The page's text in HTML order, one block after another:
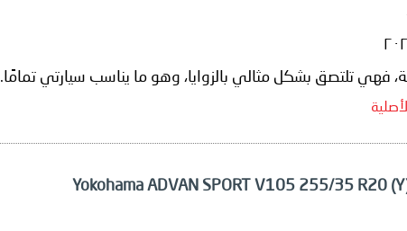
فهي تلتصق بشكل مثالي بالزوايا، وهو ما يناسب سيارتي تمامًا.